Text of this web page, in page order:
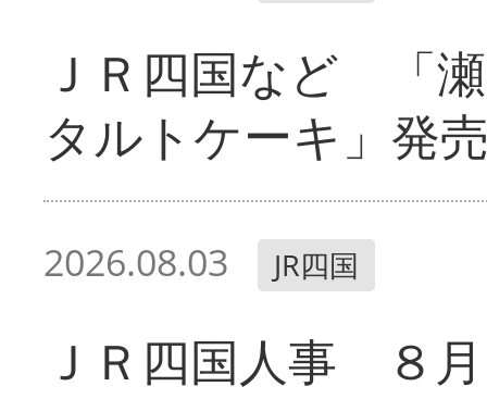
ＪＲ四国など 「
タルトケーキ」発
2026.08.03 JR四国
ＪＲ四国人事 ８